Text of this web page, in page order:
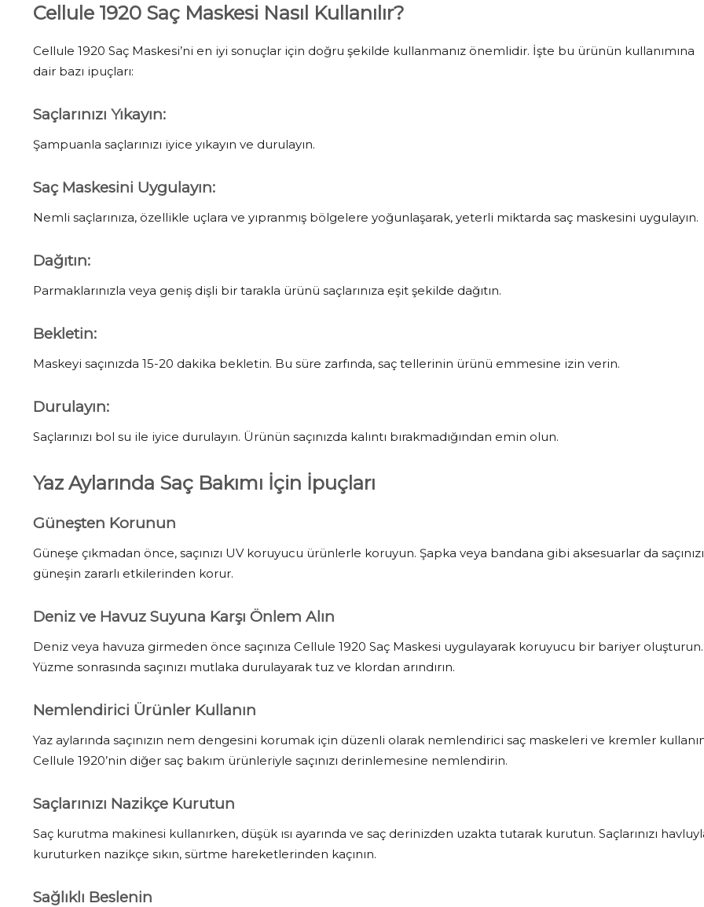
Cellule 1920 Saç Maskesi Nasıl Kullanılır?
Cellule 1920 Saç Maskesi’ni en iyi sonuçlar için doğru şekilde kullanmanız önemlidir. İşte bu ürünün kullanımına
dair bazı ipuçları:
Saçlarınızı Yıkayın:
Şampuanla saçlarınızı iyice yıkayın ve durulayın.
Saç Maskesini Uygulayın:
Nemli saçlarınıza, özellikle uçlara ve yıpranmış bölgelere yoğunlaşarak, yeterli miktarda saç maskesini uygulayın.
Dağıtın:
Parmaklarınızla veya geniş dişli bir tarakla ürünü saçlarınıza eşit şekilde dağıtın.
Bekletin:
Maskeyi saçınızda 15-20 dakika bekletin. Bu süre zarfında, saç tellerinin ürünü emmesine izin verin.
Durulayın:
Saçlarınızı bol su ile iyice durulayın. Ürünün saçınızda kalıntı bırakmadığından emin olun.
Yaz Aylarında Saç Bakımı İçin İpuçları
Güneşten Korunun
Güneşe çıkmadan önce, saçınızı UV koruyucu ürünlerle koruyun. Şapka veya bandana gibi aksesuarlar da saçınızı
güneşin zararlı etkilerinden korur.
Deniz ve Havuz Suyuna Karşı Önlem Alın
Deniz veya havuza girmeden önce saçınıza Cellule 1920 Saç Maskesi uygulayarak koruyucu bir bariyer oluşturun.
Yüzme sonrasında saçınızı mutlaka durulayarak tuz ve klordan arındırın.
Nemlendirici Ürünler Kullanın
Yaz aylarında saçınızın nem dengesini korumak için düzenli olarak nemlendirici saç maskeleri ve kremler
Cellule 1920’nin diğer saç bakım ürünleriyle saçınızı derinlemesine nemlendirin.
Saçlarınızı Nazikçe Kurutun
Saç kurutma makinesi kullanırken, düşük ısı ayarında ve saç derinizden uzakta tutarak kurutun. Saçlarınızı
kuruturken nazikçe sıkın, sürtme hareketlerinden kaçının.
Sağlıklı Beslenin